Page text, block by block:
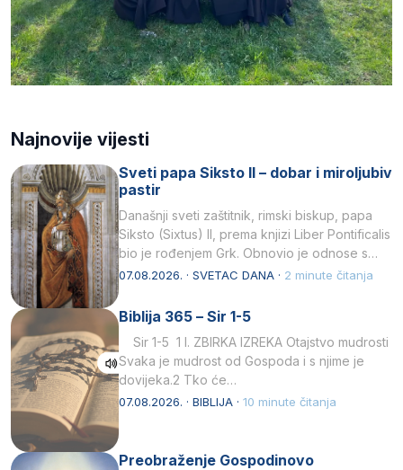
Najnovije vijesti
Sveti papa Siksto II – dobar i miroljubiv
pastir
Današnji sveti zaštitnik, rimski biskup, papa
Siksto (Sixtus) II, prema knjizi Liber Pontificalis
bio je rođenjem Grk. Obnovio je odnose s
afričkim…
07.08.2026. · SVETAC DANA · 2 minute čitanja
Biblija 365 – Sir 1-5
Sir 1-5 1 I. ZBIRKA IZREKA Otajstvo mudrosti
Svaka je mudrost od Gospoda i s njime je
dovijeka.2 Tko će…
07.08.2026. · BIBLIJA · 10 minute čitanja
Preobraženje Gospodinovo